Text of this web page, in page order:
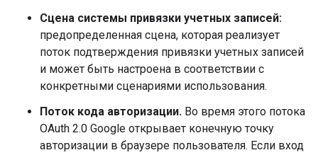
Сцена системы привязки учетных записей:
предопределенная сцена, которая реализует
поток подтверждения привязки учетных записей
и может быть настроена в соответствии с
конкретными сценариями использования.
Поток кода авторизации. Во время этого потока
OAuth 2.0 Google открывает конечную точку
авторизации в браузере пользователя. Если вход